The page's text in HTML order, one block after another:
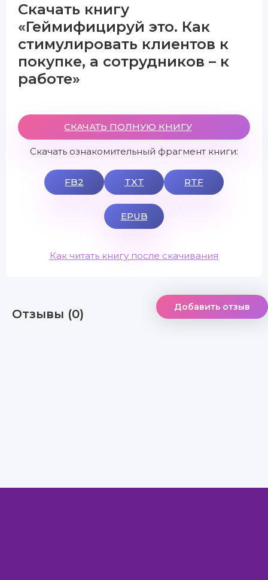
Скачать книгу
«Геймифицируй это. Как
стимулировать клиентов к
покупке, а сотрудников – к
работе»
СКАЧАТЬ ПОЛНУЮ КНИГУ
Скачать ознакомительный фрагмент книги:
FB2 TXT RTF
EPUB
Как читать книгу после скачивания
Отзывы (0) Добавить отзыв